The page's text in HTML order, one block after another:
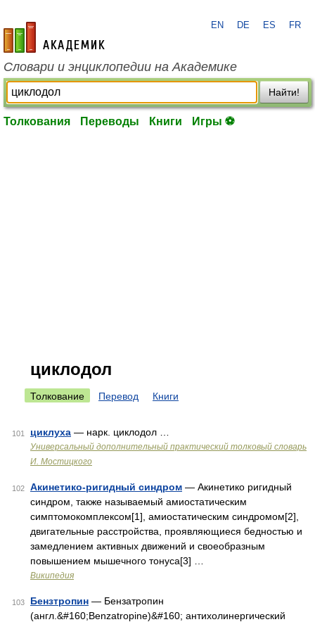
academic.ru
EN DE ES FR
Словари и энциклопедии на Академике
Найти!
Толкования Переводы Книги Игры ⚽
циклодол
Толкование Перевод Книги
101 циклуха — нарк. циклодол …
Универсальный дополнительный практический толковый словарь
И. Мостицкого
102 Акинетико-ригидный синдром — Акинетико ригидный
синдром, также называемый амиостатическим
симптомокомплексом[1], амиостатическим синдромом[2],
двигательные расстройства, проявляющиеся бедностью и
замедлением активных движений и своеобразным
повышением мышечного тонуса[3] …
Википедия
103 Бензтропин — Бензaтропин
(англ.&#160;Benzatropine)&#160; антихолинергический